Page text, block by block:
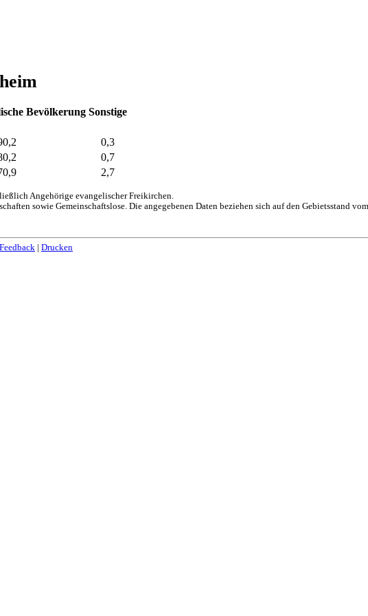
Bevölkerung Sonstige
0,3
0,7
2,7
Angehörige evangelischer Freikirchen.
sowie Gemeinschaftslose. Die angegebenen Daten beziehen sich auf den Gebietsstand
Feedback Drucken